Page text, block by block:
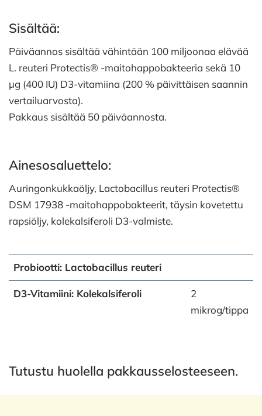
Sisältää:
Päiväannos sisältää vähintään 100 miljoonaa elävää
L. reuteri Protectis® -maitohappobakteeria sekä 10
µg (400 IU) D3-vitamiina (200 % päivittäisen saannin
vertailuarvosta).
Pakkaus sisältää 50 päiväannosta.
Ainesosaluettelo:
Auringonkukkaöljy, Lactobacillus reuteri Protectis®
DSM 17938 -maitohappobakteerit, täysin kovetettu
rapsiöljy, kolekalsiferoli D3-valmiste.
Probiootti: Lactobacillus reuteri
D3-Vitamiini: Kolekalsiferoli
2
mikrog/tippa
Tutustu huolella pakkausselosteeseen.